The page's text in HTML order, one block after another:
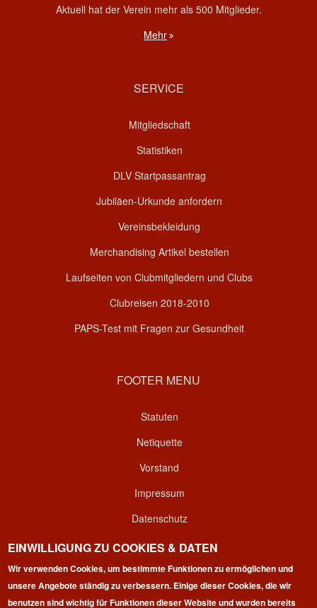
Aktuell hat der Verein mehr als 500 Mitglieder.
Mehr
SERVICE
Mitgliedschaft
Statistiken
DLV Startpassantrag
Jubiläen-Urkunde anfordern
Vereinsbekleidung
Merchandising Artikel bestellen
Laufseiten von Clubmitgliedern und Clubs
Clubreisen 2018-2010
PAPS-Test mit Fragen zur Gesundheit
FOOTER MENU
Statuten
Netiquette
Vorstand
Impressum
Datenschutz
Kontakt
Login
EINWILLIGUNG ZU COOKIES & DATEN
Wir verwenden Cookies, um bestimmte Funktionen zu ermöglichen und
unsere Angebote ständig zu verbessern. Einige dieser Cookies, die wir
benutzen sind wichtig für Funktionen dieser Website und wurden bereits